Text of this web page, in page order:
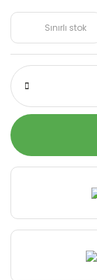
Sınırlı stok